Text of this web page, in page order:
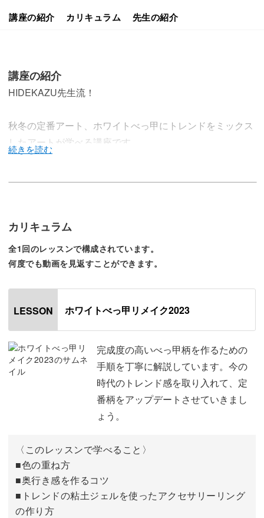
講座の紹介 カリキュラム 先生の紹介
講座の紹介
HIDEKAZU先生流！
秋冬の定番アート、ホワイトべっ甲にトレンドをミックス
したアートが学べる講座です。
新しいテイストを加えて時代と共にデザインも生まれ変わ
このレッスンでは「2023年バージョン」として、今の時代
完成度の高いべっ甲柄を作るための手順を丁寧に解説して
いきます。
にリングをプラスしたデザイン♪
凝った印象に見えますが、慣れると実はとっても簡単に出
来てしまいます。
カリキュラム
全1回のレッスンで構成されています。
何度でも動画を見返すことができます。
LESSON ホワイトべっ甲リメイク2023
完成度の高いべっ甲柄を作るための
手順を丁寧に解説しています。今の
時代のトレンド感を取り入れて、定
番柄をアップデートさせていきまし
ょう。
〈このレッスンで学べること〉
■色の重ね方
■奥行き感を作るコツ
■トレンドの粘土ジェルを使ったアクセサリーリング
の作り方